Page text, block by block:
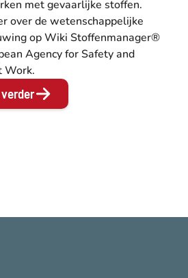
met gevaarlijke stoffen.
over de wetenschappelijke
op Wiki Stoffenmanager®
Agency for Safety and
Work.